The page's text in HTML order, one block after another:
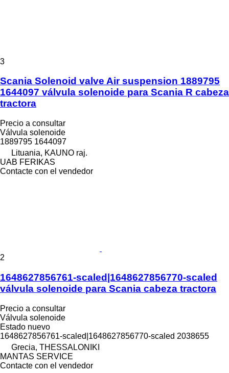
3
Scania Solenoid valve Air suspension 1889795
1644097 válvula solenoide para Scania R cabeza
tractora
Precio a consultar
Válvula solenoide
1889795 1644097
Lituania, KAUNO raj.
UAB FERIKAS
Contacte con el vendedor
2
1648627856761-scaled|1648627856770-scaled
válvula solenoide para Scania cabeza tractora
Precio a consultar
Válvula solenoide
Estado nuevo
1648627856761-scaled|1648627856770-scaled 2038655
Grecia, THESSALONIKI
MANTAS SERVICE
Contacte con el vendedor